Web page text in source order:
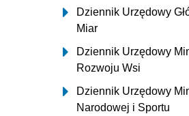
Dziennik Urzędowy
Miar
Dziennik Urzędowy
Rozwoju Wsi
Dziennik Urzędowy
Narodowej i Sportu